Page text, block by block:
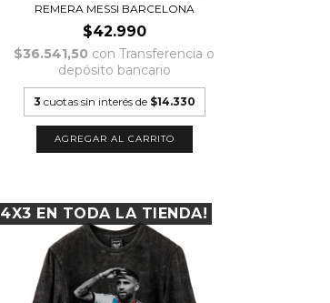
REMERA MESSI BARCELONA
$42.990
$36.541,50 con Transferencia o
depósito bancario
3 cuotas sin interés de $14.330
AGREGAR AL CARRITO
4X3 EN TODA LA TIENDA!